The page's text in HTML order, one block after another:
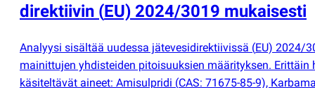
direktiivin (EU) 2024/3019 mukaisesti
Analyysi sisältää uudessa jätevesidirektiivissä (EU) 2024/
mainittujen yhdisteiden pitoisuuksien määrityksen. Erittäin
käsiteltävät aineet: Amisulpridi (CAS: 71675-85-9),